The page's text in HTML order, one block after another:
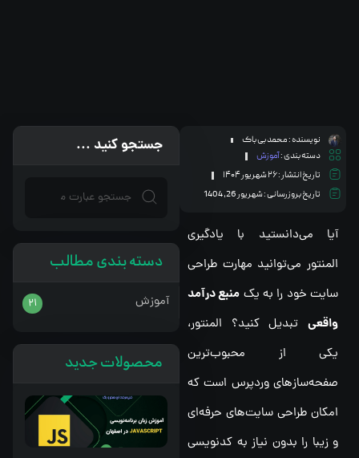
نویسنده :محمد بی باک
دسته بندی :آموزش
تاریخ انتشار :۲۶ شهریور ۱۴۰۴
تاریخ بروزرسانی : شهریور 26, 1404
آیا می‌دانستید با یادگیری
المنتور می‌توانید مهارت طراحی
سایت خود را به یک منبع درآمد
واقعی تبدیل کنید؟ المنتور،
یکی از محبوب‌ترین
صفحه‌سازهای وردپرس است که
امکان طراحی سایت‌های حرفه‌ای
و زیبا را بدون نیاز به کدنویسی
جستجو کنید ...
دسته بندی مطالب
آموزش 21
محصولات جدید